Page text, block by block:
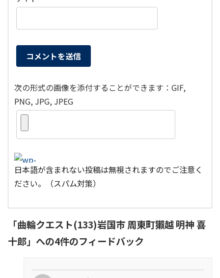
次の形式の画像を添付することができます：GIF,
PNG, JPG, JPEG
日本語が含まれない投稿は無視されますのでご注意く
ださい。（スパム対策）
「曲輪クエスト(133)岩国市 周東町獺越 明神 喜
十郎」への4件のフィードバック